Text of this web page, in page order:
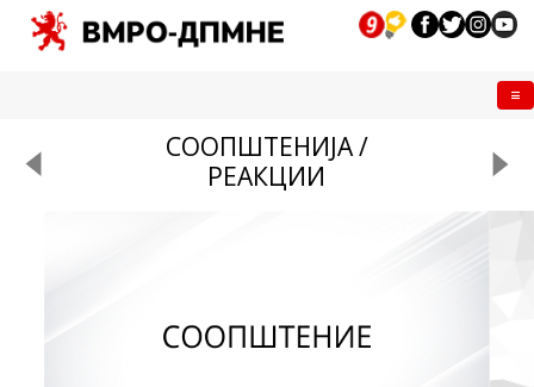
СООПШТЕНИЈА /
РЕАКЦИИ